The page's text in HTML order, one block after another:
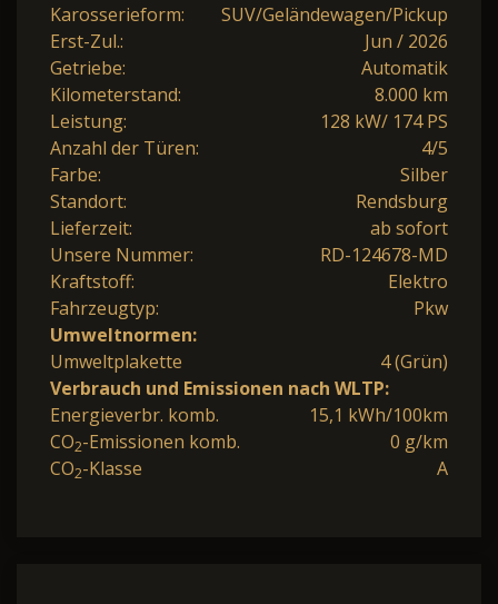
Karosserieform:
SUV/Geländewagen/Pickup
Erst-Zul.:
Jun / 2026
Getriebe:
Automatik
Kilometerstand:
8.000 km
Leistung:
128 kW/ 174 PS
Anzahl der Türen:
4/5
Farbe:
Silber
Standort:
Rendsburg
Lieferzeit:
ab sofort
Unsere Nummer:
RD-124678-MD
Kraftstoff:
Elektro
Fahrzeugtyp:
Pkw
Umweltnormen:
Umweltplakette
4 (Grün)
Verbrauch und Emissionen nach WLTP:
Energieverbr. komb.
15,1 kWh/100km
CO2-Emissionen komb.
0 g/km
CO2-Klasse A